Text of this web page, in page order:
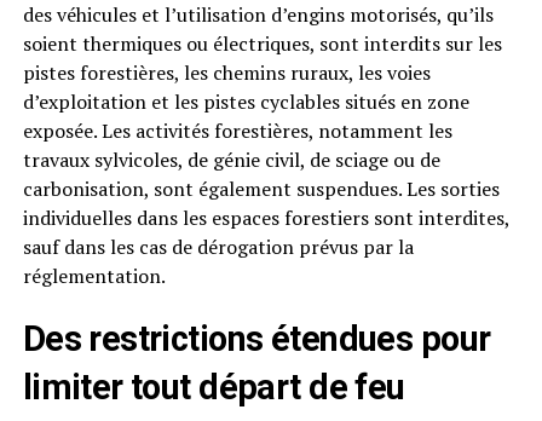
des véhicules et l’utilisation d’engins motorisés, qu’ils
soient thermiques ou électriques, sont interdits sur les
pistes forestières, les chemins ruraux, les voies
d’exploitation et les pistes cyclables situés en zone
exposée. Les activités forestières, notamment les
travaux sylvicoles, de génie civil, de sciage ou de
carbonisation, sont également suspendues. Les sorties
individuelles dans les espaces forestiers sont interdites,
sauf dans les cas de dérogation prévus par la
réglementation.
Des restrictions étendues pour
limiter tout départ de feu